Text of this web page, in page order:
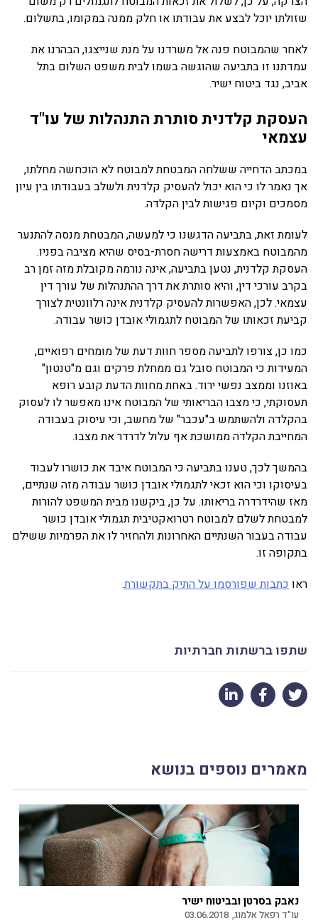
שזולתו יוכל לבצע את עבודתו או חלק ממנה במקומו, בתשלום.
לאחר שהמבוטח פנה אל משרדנו על מנת שנייצגו, הבהרנו את
עמדתנו זו בתביעה שהוגשה בשמו לבית משפט השלום בתל
אביב, נגד ביטוח ישיר.
העסקת קלדנית סותרת התנהלות של עו"ד
עצמאי
במכתב הדחייה ששלחה המבטחת למבוטח לא הוכחשה מחלתו,
אך נאמר לו כי הוא יכול להעסיק קלדנית ולשלב בעבודתו בין עיון
מסמכים וקיום פגישות לבין הקלדה.
לעומת זאת, בתביעה הדגשנו כי למעשה, המבטחת מנסה להתנער
מהמבוטח באמצעות דרישה חסרת-בסיס שהיא מציבה בפניו.
העסקת קלדנית, נטען בתביעה, אינה נורמה מקובלת מזה זמן רב
בקרב עורכי דין, והיא סותרת את דרך ההתנהלות של עורך דין
עצמאי. לכן, האפשרות להעסיק קלדנית אינה רלוונטית לצורך
קביעת זכאותו של המבוטח לתגמולי אובדן כושר עבודה.
כמו כן, צורפו לתביעה מספר חוות דעת של מומחים רפואיים,
המעידות כי המבוטח סובל גם ממחלת פרקים וגם מ"טנטון"
באוזנו וממצב נפשי ירוד. באחת מחוות הדעת קובע רופא
תעסוקתי, כי מצבו הבריאותי של המבוטח אינו מאפשר לו לעסוק
בהקלדה ולהשתמש ב"עכבר" של מחשב, וכי עיסוק בעבודה
המחייבת הקלדה ממושכת אף עלול לדרדר את מצבו.
בהמשך לכך, טענו בתביעה כי המבוטח איבד את כושרו לעבוד
בעיסוקו וכי הוא זכאי לתגמולי אובדן כושר עבודה מזה שנתיים,
מאז שהידרדרה בריאותו. על כן, ביקשנו מבית המשפט להורות
למבטחת לשלם למבוטח רטרואקטיבית תגמולי אובדן כושר
עבודה בעבור השנתיים האחרונות ולהחזיר לו את הפרמיות ששילם
בתקופה זו.
ראוכתבות שפורסמו על התיק בתקשורת.
שתפו ברשתות חברתיות
מאמרים נוספים בנושא
נאבק בסרטן ובביטוח ישיר
עו"ד רפאל אלמוג, 03.06.2018